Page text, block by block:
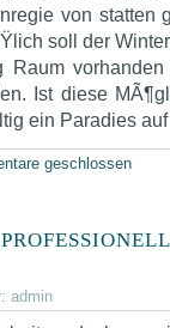
von
soll der
Raum
Ist diese
ein Paradies
geschlossen
admin